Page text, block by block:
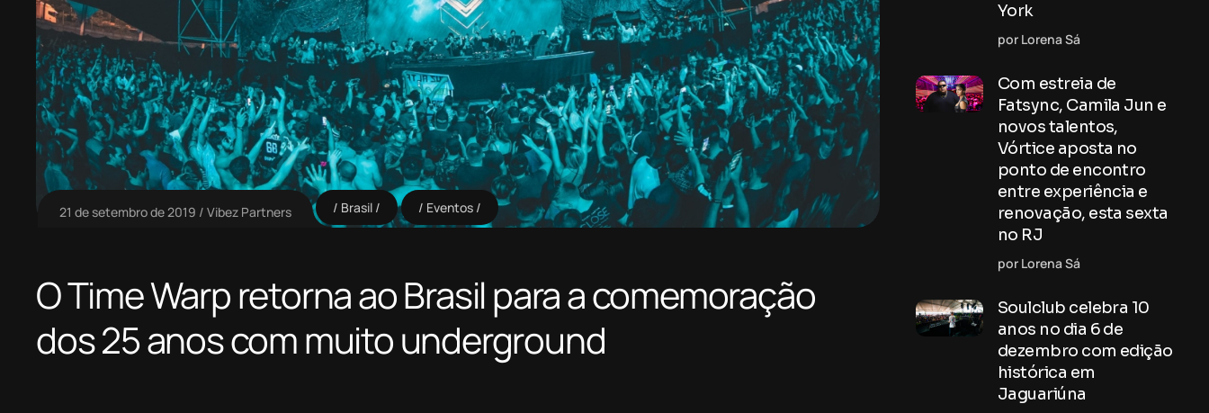
21 de setembro de 2019 Vibez Partners Brasil Eventos
O Time Warp retorna ao Brasil para a comemoração
dos 25 anos com muito underground
York
por Lorena Sá
Com estreia de
Fatsync, Camila Jun e
novos talentos,
Vórtice aposta no
ponto de encontro
entre experiência e
renovação, esta sexta
no RJ
por Lorena Sá
Soulclub celebra 10
anos no dia 6 de
dezembro com edição
histórica em
Jaguariúna